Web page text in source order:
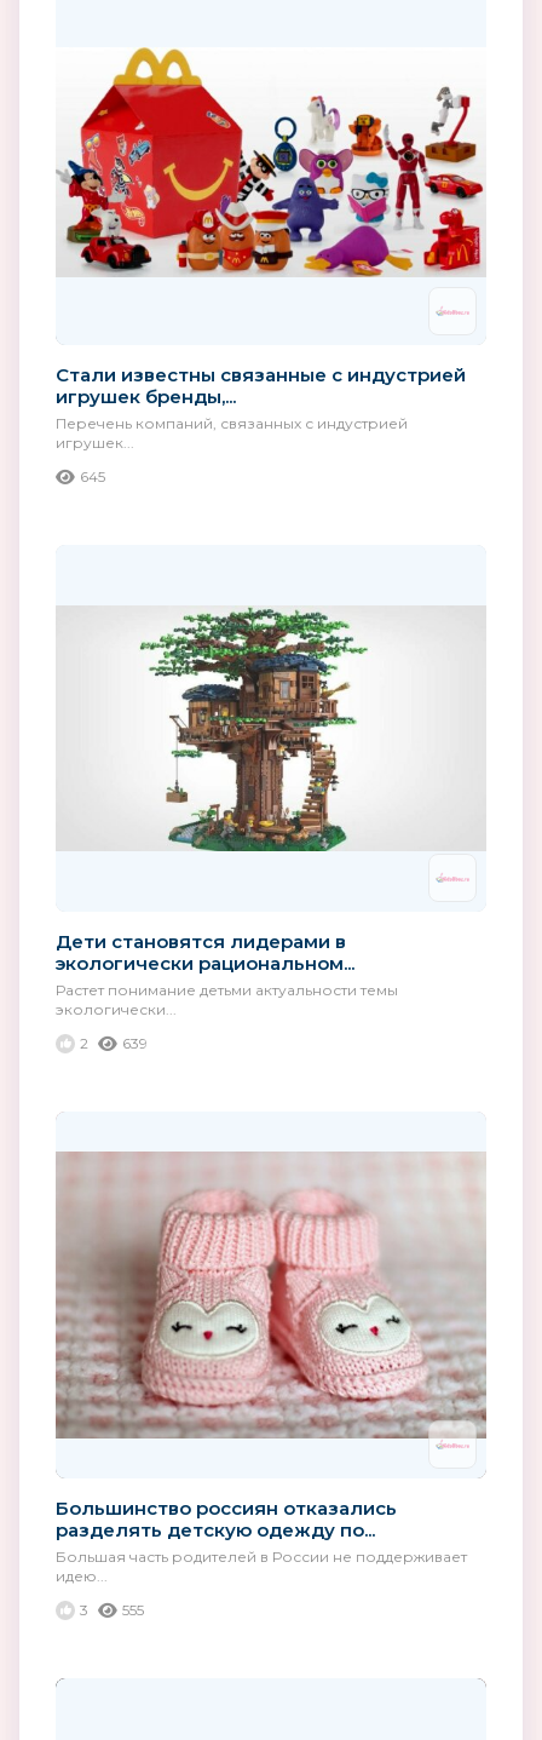
Стали известны связанные с индустрией
игрушек бренды,...
Перечень компаний, связанных с индустрией
игрушек...
645
Дети становятся лидерами в
экологически рациональном...
Растет понимание детьми актуальности темы
экологически...
2
639
Большинство россиян отказались
разделять детскую одежду по...
Большая часть родителей в России не поддерживает
идею...
3
555